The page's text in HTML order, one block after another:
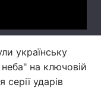
українську
на ключовій
серії ударів